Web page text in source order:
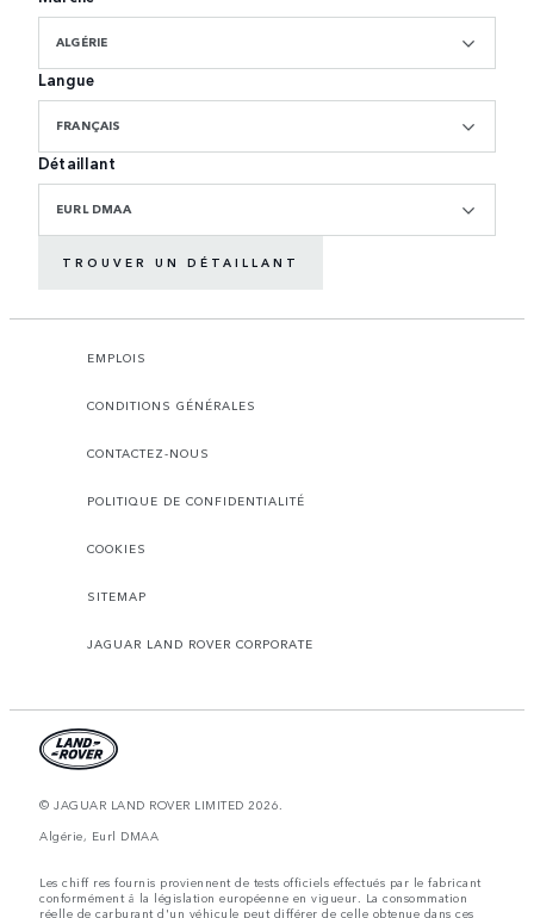
ALGÉRIE
Langue
FRANÇAIS
Détaillant
EURL DMAA
TROUVER UN DÉTAILLANT
EMPLOIS
CONDITIONS GÉNÉRALES
CONTACTEZ-NOUS
POLITIQUE DE CONFIDENTIALITÉ
COOKIES
SITEMAP
JAGUAR LAND ROVER CORPORATE
© JAGUAR LAND ROVER LIMITED 2026.
Algérie, Eurl DMAA
Les chiff res fournis proviennent de tests officiels effectués par le fabricant
conformément å la législation européenne en vigueur. La consommation
réelle de carburant d'un véhicule peut différer de celle obtenue dans ces